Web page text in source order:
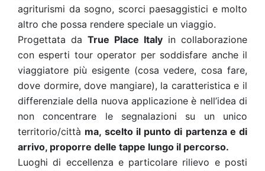
agriturismi da sogno, scorci paesaggistici e molto
altro che possa rendere speciale un viaggio.
Progettata da True Place Italy in collaborazione
con esperti tour operator per soddisfare anche il
viaggiatore più esigente (cosa vedere, cosa fare,
dove dormire, dove mangiare), la caratteristica e il
differenziale della nuova applicazione è nell’idea di
non concentrare le segnalazioni su un unico
territorio/città ma, scelto il punto di partenza e di
arrivo, proporre delle tappe lungo il percorso.
Luoghi di eccellenza e particolare rilievo e posti